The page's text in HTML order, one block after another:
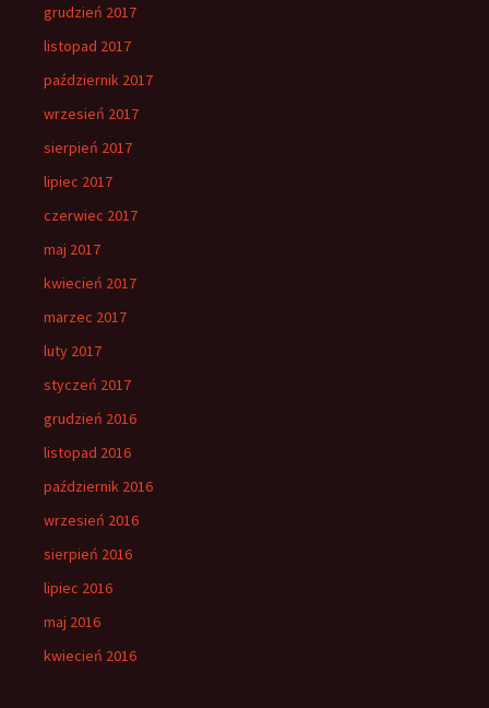
grudzień 2017
listopad 2017
październik 2017
wrzesień 2017
sierpień 2017
lipiec 2017
czerwiec 2017
maj 2017
kwiecień 2017
marzec 2017
luty 2017
styczeń 2017
grudzień 2016
listopad 2016
październik 2016
wrzesień 2016
sierpień 2016
lipiec 2016
maj 2016
kwiecień 2016